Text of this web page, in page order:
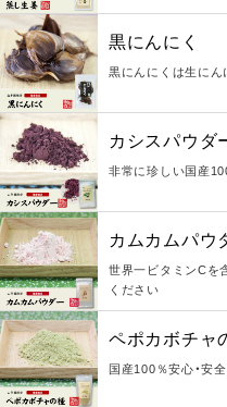
黒にんにく
黒にんにくは生に
カシスパウダ
非常に珍しい国産
カムカムパウ
世界一ビタミンCを
ください
ペポカボチャ
国産100％安心・安